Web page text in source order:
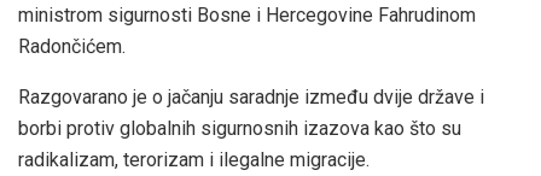
ministrom sigurnosti Bosne i Hercegovine Fahrudinom
Radončićem.
Razgovarano je o jačanju saradnje između dvije države i
borbi protiv globalnih sigurnosnih izazova kao što su
radikalizam, terorizam i ilegalne migracije.